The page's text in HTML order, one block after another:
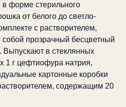
форме стерильного
от белого до светло-
с растворителем,
собой прозрачный бесцветный
Выпускают в стеклянных
1 г цефтиофура натрия,
картонные коробки
содержащим 20